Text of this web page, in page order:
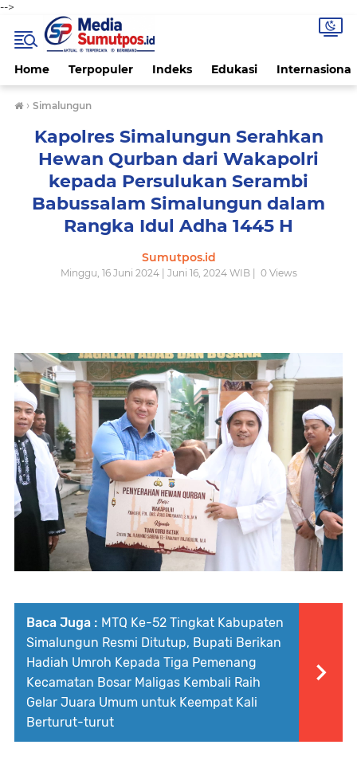
-->
Home Terpopuler Indeks Edukasi Internasional
› Simalungun
Kapolres Simalungun Serahkan
Hewan Qurban dari Wakapolri
kepada Persulukan Serambi
Babussalam Simalungun dalam
Rangka Idul Adha 1445 H
Sumutpos.id
Minggu, 16 Juni 2024 | Juni 16, 2024 WIB | 0Views
Baca Juga : MTQ Ke-52 Tingkat Kabupaten
Simalungun Resmi Ditutup, Bupati Berikan
Hadiah Umroh Kepada Tiga Pemenang
Kecamatan Bosar Maligas Kembali Raih
Gelar Juara Umum untuk Keempat Kali
Berturut-turut